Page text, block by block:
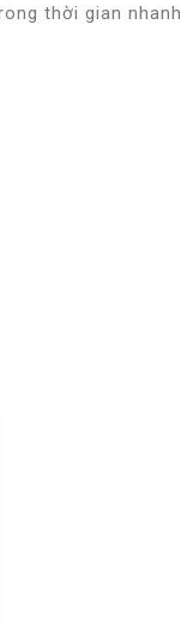
thời gian nhanh